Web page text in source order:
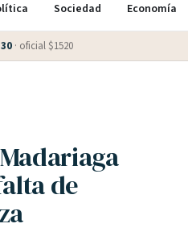
Sociedad Economía
· oficial $1520
de